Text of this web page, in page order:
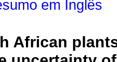
em Inglês
African